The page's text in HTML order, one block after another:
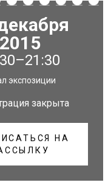
2015
экспозиции
закрыта
НА